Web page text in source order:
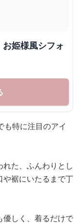
姫様風シフォ
も特に注目のアイ
た、ふんわりとし
や裾にいたるまで丁
優しく、着るだけで